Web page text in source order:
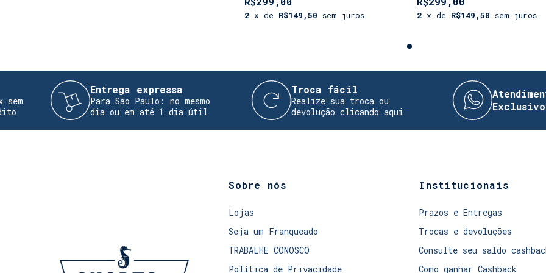
2 x de R$149,50 sem juros 2 x de R$149,50 sem juros
Entrega expressa
Para São Paulo: no mesmo
dia ou em até 1 dia útil
Troca fácil
Realize sua troca ou
devolução clicando aqui
Atendimento
Exclusivo!
Sobre nós
Lojas
Seja um Franqueado
TRABALHE CONOSCO
Política de Privacidade
Institucionais
Prazos e Entregas
Trocas e devoluções
Consulte seu saldo
Como ganhar Cashback